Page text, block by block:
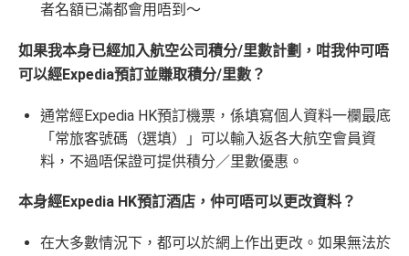
者名額已滿都會用唔到～
如果我本身已經加入航空公司積分/里數計劃，咁我仲可唔
可以經Expedia預訂並賺取積分/里數？
通常經Expedia HK預訂機票，係填寫個人資料一欄最底
「常旅客號碼（選填）」可以輸入返各大航空會員資
料，不過唔保證可提供積分／里數優惠。
本身經Expedia HK預訂酒店，仲可唔可以更改資料？
在大多數情況下，都可以於網上作出更改。如果無法於